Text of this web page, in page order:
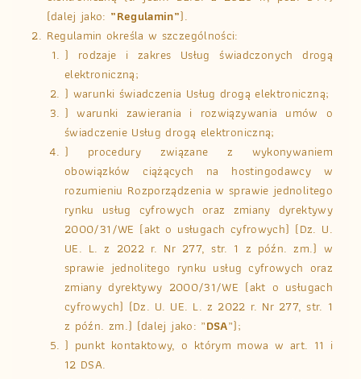
(dalej jako: „Regulamin”).
Regulamin określa w szczególności:
) rodzaje i zakres Usług świadczonych drogą
elektroniczną;
) warunki świadczenia Usług drogą elektroniczną;
) warunki zawierania i rozwiązywania umów o
świadczenie Usług drogą elektroniczną;
) procedury związane z wykonywaniem
obowiązków ciążących na hostingodawcy w
rozumieniu Rozporządzenia w sprawie jednolitego
rynku usług cyfrowych oraz zmiany dyrektywy
2000/31/WE (akt o usługach cyfrowych) (Dz. U.
UE. L. z 2022 r. Nr 277, str. 1 z późn. zm.) w
sprawie jednolitego rynku usług cyfrowych oraz
zmiany dyrektywy 2000/31/WE (akt o usługach
cyfrowych) (Dz. U. UE. L. z 2022 r. Nr 277, str. 1
z późn. zm.) (dalej jako: „DSA”);
) punkt kontaktowy, o którym mowa w art. 11 i
12 DSA.